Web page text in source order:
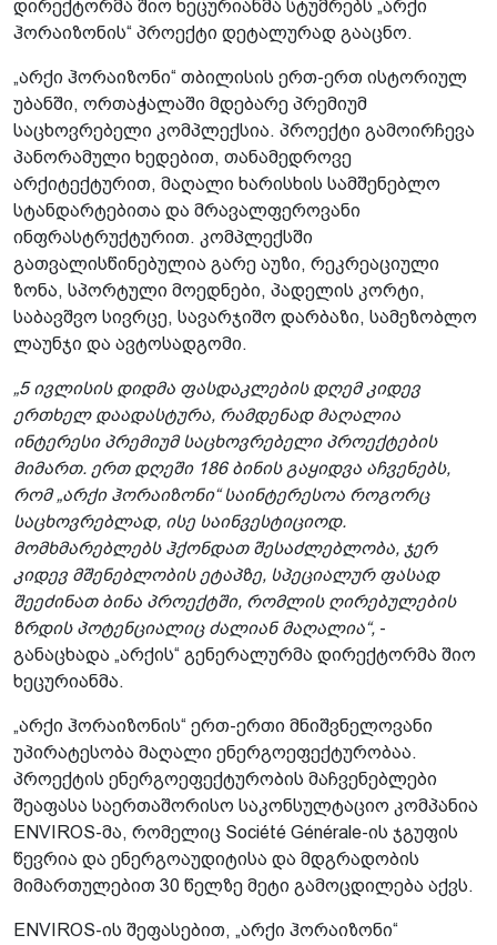
დირექტორმა შიო ხეცურიანმა სტუმრებს „არქი
ჰორაიზონის“ პროექტი დეტალურად გააცნო.
„არქი ჰორაიზონი“ თბილისის ერთ-ერთ ისტორიულ
უბანში, ორთაჭალაში მდებარე პრემიუმ
საცხოვრებელი კომპლექსია. პროექტი გამოირჩევა
პანორამული ხედებით, თანამედროვე
არქიტექტურით, მაღალი ხარისხის სამშენებლო
სტანდარტებითა და მრავალფეროვანი
ინფრასტრუქტურით. კომპლექსში
გათვალისწინებულია გარე აუზი, რეკრეაციული
ზონა, სპორტული მოედნები, პადელის კორტი,
საბავშვო სივრცე, სავარჯიშო დარბაზი, სამეზობლო
ლაუნჯი და ავტოსადგომი.
„5 ივლისის დიდმა ფასდაკლების დღემ კიდევ
ერთხელ დაადასტურა, რამდენად მაღალია
ინტერესი პრემიუმ საცხოვრებელი პროექტების
მიმართ. ერთ დღეში 186 ბინის გაყიდვა აჩვენებს,
რომ „არქი ჰორაიზონი“ საინტერესოა როგორც
საცხოვრებლად, ისე საინვესტიციოდ.
მომხმარებლებს ჰქონდათ შესაძლებლობა, ჯერ
კიდევ მშენებლობის ეტაპზე, სპეციალურ ფასად
შეეძინათ ბინა პროექტში, რომლის ღირებულების
ზრდის პოტენციალიც ძალიან მაღალია“, -
განაცხადა „არქის“ გენერალურმა დირექტორმა შიო
ხეცურიანმა.
„არქი ჰორაიზონის“ ერთ-ერთი მნიშვნელოვანი
უპირატესობა მაღალი ენერგოეფექტურობაა.
პროექტის ენერგოეფექტურობის მაჩვენებლები
შეაფასა საერთაშორისო საკონსულტაციო კომპანია
ENVIROS-მა, რომელიც Société Générale-ის ჯგუფის
წევრია და ენერგოაუდიტისა და მდგრადობის
მიმართულებით 30 წელზე მეტი გამოცდილება აქვს.
ENVIROS-ის შეფასებით, „არქი ჰორაიზონი“